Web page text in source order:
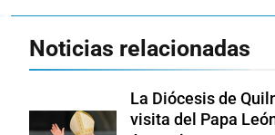
Noticias relacionadas
La Diócesis de
visita del Papa